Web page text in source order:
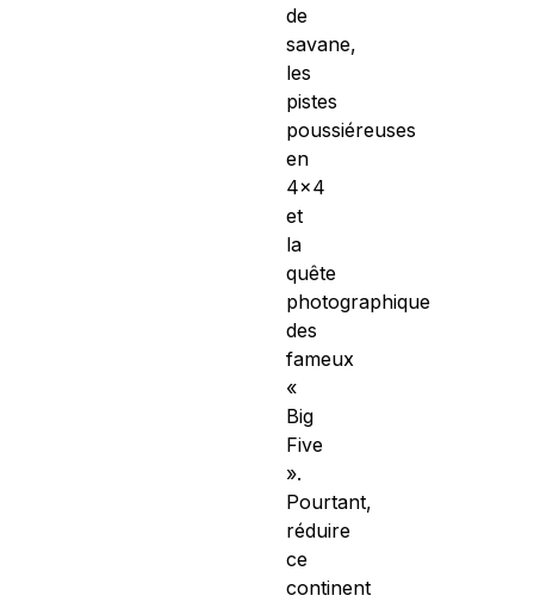
de
savane,
les
pistes
poussiéreuses
en
4×4
et
la
quête
photographique
des
fameux
«
Big
Five
».
Pourtant,
réduire
ce
continent